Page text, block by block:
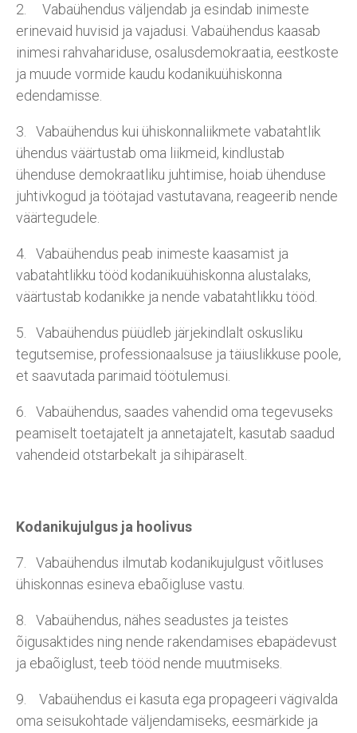
2. Vabaühendus väljendab ja esindab inimeste
erinevaid huvisid ja vajadusi. Vabaühendus kaasab
inimesi rahvahariduse, osalusdemokraatia, eestkoste
ja muude vormide kaudu kodanikuühiskonna
edendamisse.
3. Vabaühendus kui ühiskonnaliikmete vabatahtlik
ühendus väärtustab oma liikmeid, kindlustab
ühenduse demokraatliku juhtimise, hoiab ühenduse
juhtivkogud ja töötajad vastutavana, reageerib nende
väärtegudele.
4. Vabaühendus peab inimeste kaasamist ja
vabatahtlikku tööd kodanikuühiskonna alustalaks,
väärtustab kodanikke ja nende vabatahtlikku tööd.
5. Vabaühendus püüdleb järjekindlalt oskusliku
tegutsemise, professionaalsuse ja täiuslikkuse poole,
et saavutada parimaid töötulemusi.
6. Vabaühendus, saades vahendid oma tegevuseks
peamiselt toetajatelt ja annetajatelt, kasutab saadud
vahendeid otstarbekalt ja sihipäraselt.
Kodanikujulgus ja hoolivus
7. Vabaühendus ilmutab kodanikujulgust võitluses
ühiskonnas esineva ebaõigluse vastu.
8. Vabaühendus, nähes seadustes ja teistes
õigusaktides ning nende rakendamises ebapädevust
ja ebaõiglust, teeb tööd nende muutmiseks.
9. Vabaühendus ei kasuta ega propageeri vägivalda
oma seisukohtade väljendamiseks, eesmärkide ja